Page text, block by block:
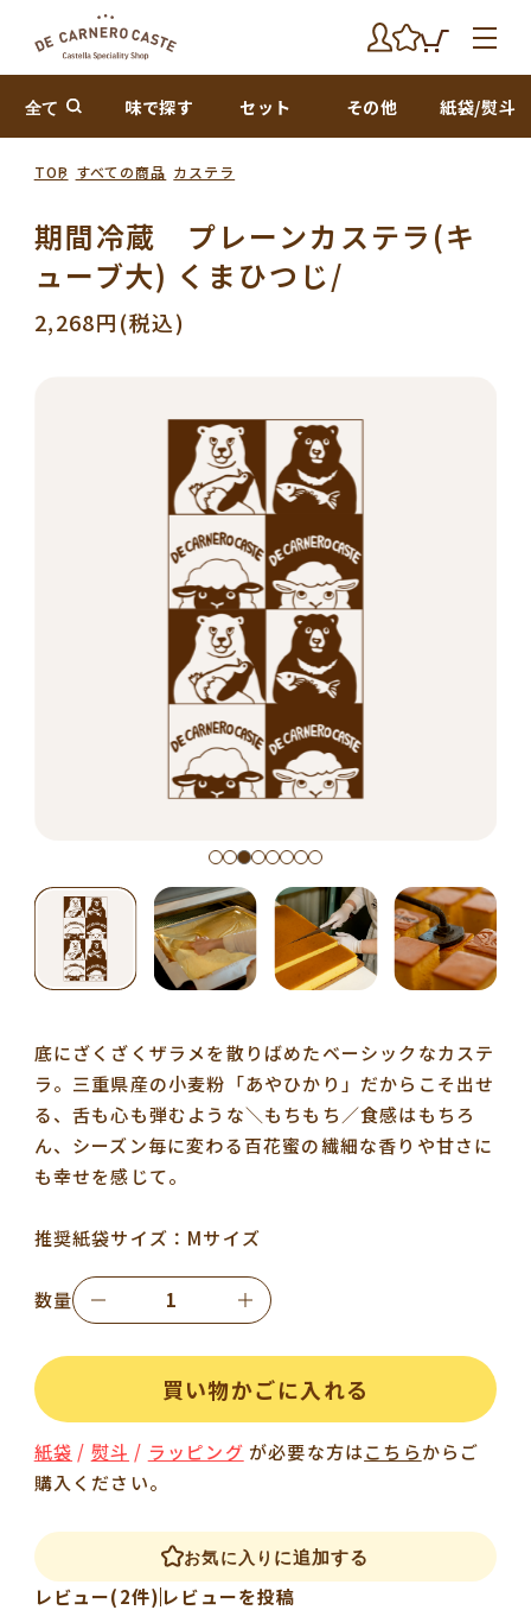
全て 味で探す セット その他 紙袋/熨斗
期間冷蔵 プレーンカステラ(キ
ューブ大) くまひつじ/
2,268円(税込)
底にざくざくザラメを散りばめたベーシックなカステ
ラ。三重県産の小麦粉「あやひかり」だからこそ出せ
る、舌も心も弾むような＼もちもち／食感はもちろ
ん、シーズン毎に変わる百花蜜の繊細な香りや甘さに
も幸せを感じて。
推奨紙袋サイズ：Mサイズ
数量
買い物かごに入れる
紙袋 / 熨斗 / ラッピング が必要な方はこちらからご
購入ください。
お気に入り に追加する
レビュー(2件)レビューを投稿
TOP すべての商品 カステラ